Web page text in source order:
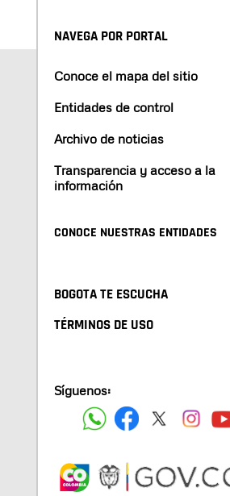
NAVEGA POR PORTAL
Conoce el mapa del sitio
Entidades de control
Archivo de noticias
Transparencia y acceso a la
información
CONOCE NUESTRAS ENTIDADES
BOGOTA TE ESCUCHA
TÉRMINOS DE USO
Síguenos: